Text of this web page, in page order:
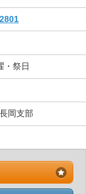
・祭日
岡支部